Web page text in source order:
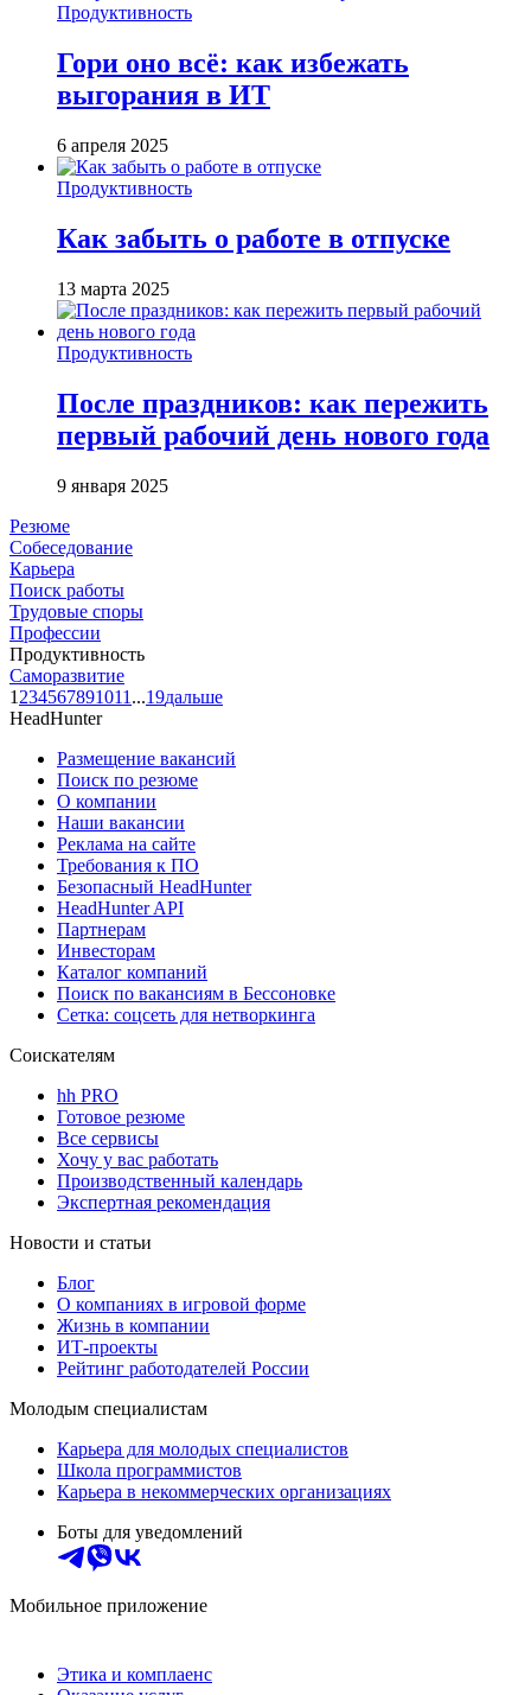
Продуктивность
Гори оно всё: как избежать
выгорания в ИТ
6 апреля 2025
Продуктивность
Как забыть о работе в отпуске
13 марта 2025
Продуктивность
После праздников: как пережить
первый рабочий день нового года
9 января 2025
Резюме
Собеседование
Карьера
Поиск работы
Трудовые споры
Профессии
Продуктивность
Саморазвитие
1 234567891011 ...19дальше
HeadHunter
Размещение вакансий
Поиск по резюме
О компании
Наши вакансии
Реклама на сайте
Требования к ПО
Безопасный HeadHunter
HeadHunter API
Партнерам
Инвесторам
Каталог компаний
Поиск по вакансиям в Бессоновке
Сетка: соцсеть для нетворкинга
Соискателям
hh PRO
Готовое резюме
Все сервисы
Хочу у вас работать
Производственный календарь
Экспертная рекомендация
Новости и статьи
Блог
О компаниях в игровой форме
Жизнь в компании
ИТ-проекты
Рейтинг работодателей России
Молодым специалистам
Карьера для молодых специалистов
Школа программистов
Карьера в некоммерческих организациях
Боты для уведомлений
Мобильное приложение
Этика и комплаенс